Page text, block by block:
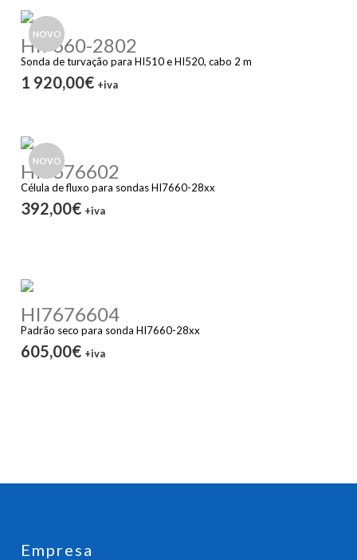
NOVO
HI7660-2802
Sonda de turvação para HI510 e HI520, cabo 2 m
1 920,00€ +iva
NOVO
HI7676602
Célula de fluxo para sondas HI7660-28xx
392,00€ +iva
HI7676604
Padrão seco para sonda HI7660-28xx
605,00€ +iva
Empresa